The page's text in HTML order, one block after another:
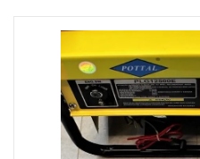
ГАРАНТІЯ